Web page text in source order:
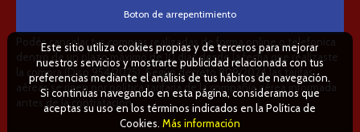
Boton de arrepentimiento
Podés cancelar tus compras realizadas de forma online o telefonica
dentro de un plazo máximo de 10 días desde la fecha que realizaste
la compra (Disp.954/2025). Según decreto 809/2024 las tarifas
aéreas se rigen por política tarifaria de la compañía aérea informada
antes de la contratación.
Este sitio utiliza cookies propias y de terceros para mejorar
nuestros servicios y mostrarte publicidad relacionada con tus
preferencias mediante el análisis de tus hábitos de navegación.
Si continúas navegando en esta página, consideramos que
aceptas su uso en los términos indicados en la Política de
Cookies. Más información